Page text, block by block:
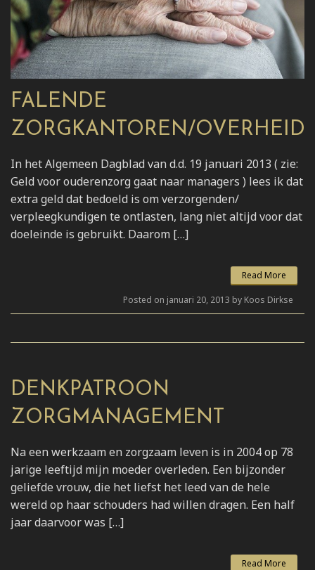
FALENDE
ZORGKANTOREN/OVERHEID
In het Algemeen Dagblad van d.d. 19 januari 2013 ( zie:
Geld voor ouderenzorg gaat naar managers ) lees ik dat
extra geld dat bedoeld is om verzorgenden/
verpleegkundigen te ontlasten, lang niet altijd voor dat
doeleinde is gebruikt. Daarom […]
Read More
Posted on januari 20, 2013 by Koos Dirkse
DENKPATROON
ZORGMANAGEMENT
Na een werkzaam en zorgzaam leven is in 2004 op 78
jarige leeftijd mijn moeder overleden. Een bijzonder
geliefde vrouw, die het liefst het leed van de hele
wereld op haar schouders had willen dragen. Een half
jaar daarvoor was […]
Read More